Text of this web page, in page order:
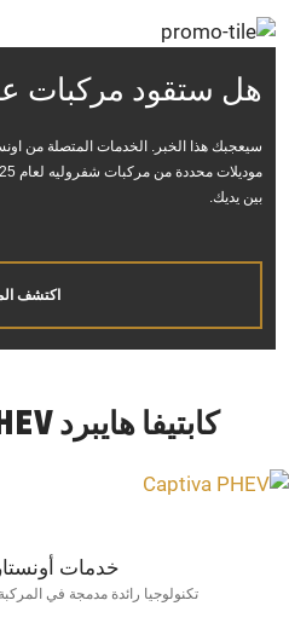
هل ستقود مركبات عام 2025 وما
سيعجبك هذا الخبر. الخدمات المتصلة من
بين يديك.
اكتشف
كابتيفا هايبرد PHEV الجديدة كلياً
خدمات
تكنولوجيا رائدة مدمجة في